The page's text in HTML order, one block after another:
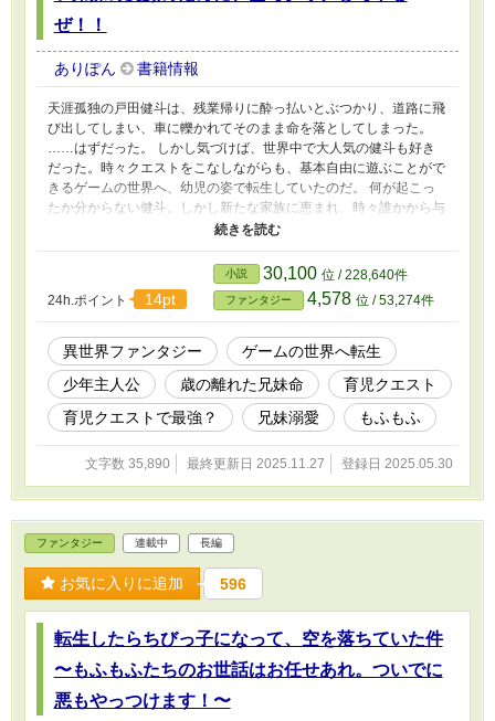
ぜ！！
ありぽん 書籍情報
天涯孤独の戸田健斗は、残業帰りに酔っ払いとぶつかり、道路に飛
び出してしまい、車に轢かれてそのまま命を落としてしまった。
……はずだった。 しかし気づけば、世界中で大人気の健斗も好き
だった。時々クエストをこなしながらも、基本自由に遊ぶことがで
きるゲームの世界へ、幼児の姿で転生していたのだ。 何が起こっ
たか分からない健斗。しかし新たな家族に恵まれ、時々誰かから与
えられるクエストをこなしながら、穏やかな毎日を送るうちに、今
の自分を受け入れていき。 そんな中、歳の離れた可愛い可愛い双
子の弟妹が誕生した。と、この頃から健斗のクエスト内容が激変。
なぜか全て「育児クエスト」ばかりになったのだ。 クエスト内容
は、おむつ替えや寝かしつけ、好きな果物探しといった、２人を喜
ばせるものから。２人のために強くなれ、といった特訓や実践型の
クエストなどなど様々で。 そして気になる報酬は、兄妹の笑顔
に、「にぃに」と呼ばれること。小さな手で自分の手を握ってもら
えることや、好感度の爆上がりといった。どれも健斗にとっては、
たまらなく嬉しいご褒美ばかりだった。 そんな嬉しい報酬ばかり
の育児クエストを、どんどんこなしていく健斗。気がつけばいつの
間にか、街で最年少の高ランク冒険者へと成長していた。 そのた
め、人々は彼に依頼を持ちかけたり、仲間に誘おうとしたりもした
のだが、健斗はそのすべてを断った。なぜなら、彼のすべては、弟
顔のために生きてる！」 兄妹大好きお兄ちゃんの、育児クエスト
冒険が今はじまる！！
24h.ポイント 14pt
小説 30,100 位 / 228,640件
ファンタジー 4,578 位 / 53,274件
異世界ファンタジー
ゲームの世界へ転生
少年主人公
歳の離れた兄妹命
育児クエスト
育児クエストで最強？
兄妹溺愛 もふもふ
文字数 35,890 最終更新日 2025.11.27 登録日 2025.05.30
ファンタジー 連載中 長編
お気に入りに追加 596
転生したらちびっ子になって、空を落ちていた件
〜もふもふたちのお世話はお任せあれ。ついでに
悪もやっつけます！〜